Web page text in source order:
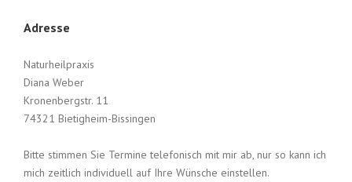
Adresse
Naturheilpraxis
Diana Weber
Kronenbergstr. 11
74321 Bietigheim-Bissingen
Bitte stimmen Sie Termine telefonisch mit mir ab, nur so kann ich
mich zeitlich individuell auf Ihre Wünsche einstellen.